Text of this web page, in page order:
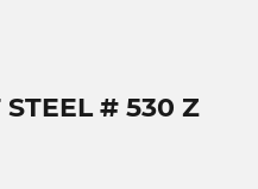
STEEL # 530 Z